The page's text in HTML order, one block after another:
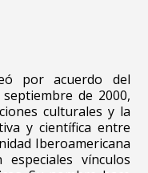
por acuerdo del
de 2000,
culturales y la
y científica entre
Iberoamericana
vínculos